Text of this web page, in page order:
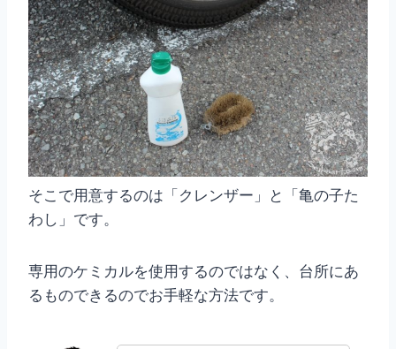
そこで用意するのは「クレンザー」と「亀の子た
わし」です。
専用のケミカルを使用するのではなく、台所にあ
るものできるのでお手軽な方法です。